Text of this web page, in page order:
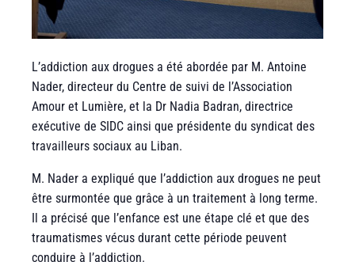
L’addiction aux drogues a été abordée par M. Antoine
Nader, directeur du Centre de suivi de l’Association
Amour et Lumière, et la Dr Nadia Badran, directrice
exécutive de SIDC ainsi que présidente du syndicat des
travailleurs sociaux au Liban.
M. Nader a expliqué que l’addiction aux drogues ne peut
être surmontée que grâce à un traitement à long terme.
Il a précisé que l’enfance est une étape clé et que des
traumatismes vécus durant cette période peuvent
conduire à l’addiction.